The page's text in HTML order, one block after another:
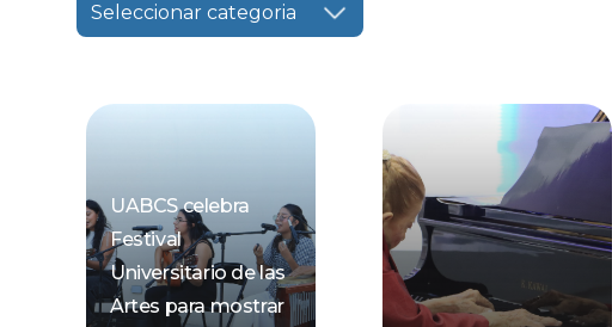
Seleccionar categoria
UABCS celebra
Festival
Universitario de las
Artes para mostrar